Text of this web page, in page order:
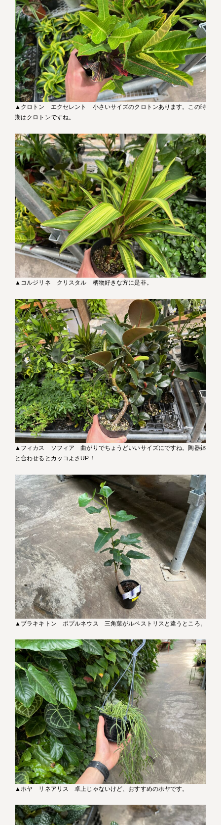
▲クロトン エクセレント 小さいサイズのクロトンあります。この時
期はクロトンですね。
▲コルジリネ クリスタル 柄物好きな方に是非。
▲フィカス ソフィア 曲がりでちょうどいいサイズにですね。陶器鉢
と合わせるとカッコよさUP！
▲ブラキキトン ポプルネウス 三角葉がルペストリスと違うところ。
▲ホヤ リネアリス 卓上じゃないけど、おすすめのホヤです。